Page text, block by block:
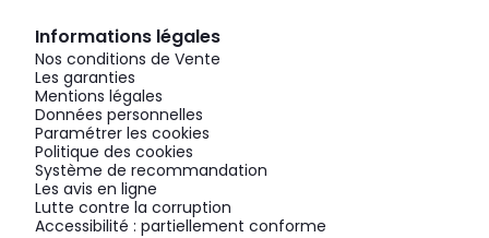
Informations légales
Nos conditions de Vente
Les garanties
Mentions légales
Données personnelles
Paramétrer les cookies
Politique des cookies
Système de recommandation
Les avis en ligne
Lutte contre la corruption
Accessibilité : partiellement conforme